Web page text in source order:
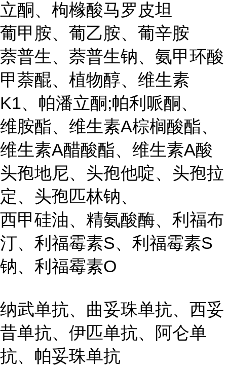
立酮、枸橼酸马罗皮坦
葡甲胺、葡乙胺、葡辛胺
萘普生、萘普生钠、氨甲环酸
甲萘醌、植物醇、维生素
K1、帕潘立酮;帕利哌酮、
维胺酯、维生素A棕榈酸酯、
维生素A醋酸酯、维生素A酸
头孢地尼、头孢他啶、头孢拉
定、头孢匹林钠、
西甲硅油、精氨酸酶、利福布
汀、利福霉素S、利福霉素S
钠、利福霉素O
纳武单抗、曲妥珠单抗、西妥
昔单抗、伊匹单抗、阿仑单
抗、帕妥珠单抗